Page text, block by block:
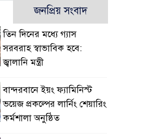
জনপ্রিয় সংবাদ
তিন দিনের মধ্যে গ্যাস
সরবরাহ স্বাভাবিক হবে:
জ্বালানি মন্ত্রী
বান্দরবানে ইয়ং ফ্যামিনিস্ট
ভয়েজ প্রকল্পের লার্নিং শেয়ারিং
কর্মশালা অনুষ্ঠিত